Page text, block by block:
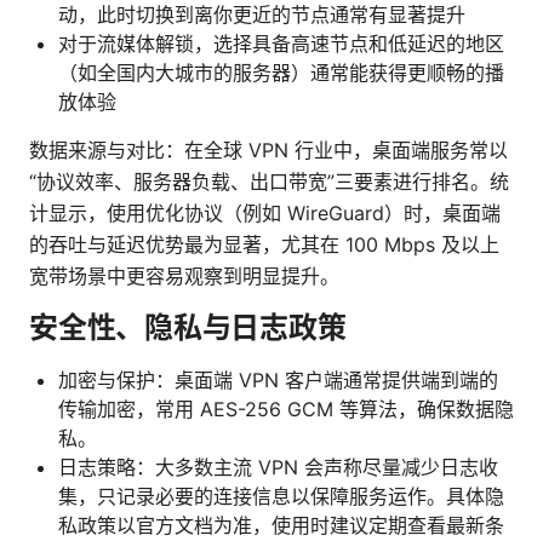
动，此时切换到离你更近的节点通常有显著提升
对于流媒体解锁，选择具备高速节点和低延迟的地区
（如全国内大城市的服务器）通常能获得更顺畅的播
放体验
数据来源与对比：在全球 VPN 行业中，桌面端服务常以
“协议效率、服务器负载、出口带宽”三要素进行排名。统
计显示，使用优化协议（例如 WireGuard）时，桌面端
的吞吐与延迟优势最为显著，尤其在 100 Mbps 及以上
宽带场景中更容易观察到明显提升。
安全性、隐私与日志政策
加密与保护：桌面端 VPN 客户端通常提供端到端的
传输加密，常用 AES-256 GCM 等算法，确保数据隐
私。
日志策略：大多数主流 VPN 会声称尽量减少日志收
集，只记录必要的连接信息以保障服务运作。具体隐
私政策以官方文档为准，使用时建议定期查看最新条